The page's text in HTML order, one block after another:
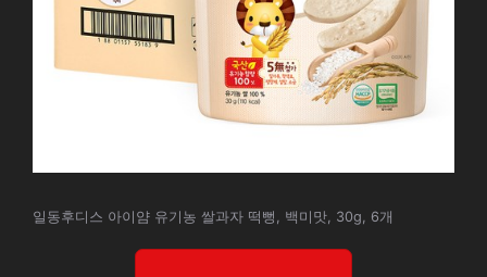
일동후디스 아이얌 유기농 쌀과자 떡뻥, 백미맛, 30g, 6개